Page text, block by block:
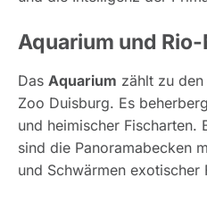
Aquarium und
Das Aquarium zählt zu
Zoo Duisburg. Es
und heimischer Fischarten.
sind die Panoramabecken
und Schwärmen exotischer